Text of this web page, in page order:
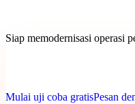
Siap memodernisasi operasi
Mulai uji coba gratisPesan